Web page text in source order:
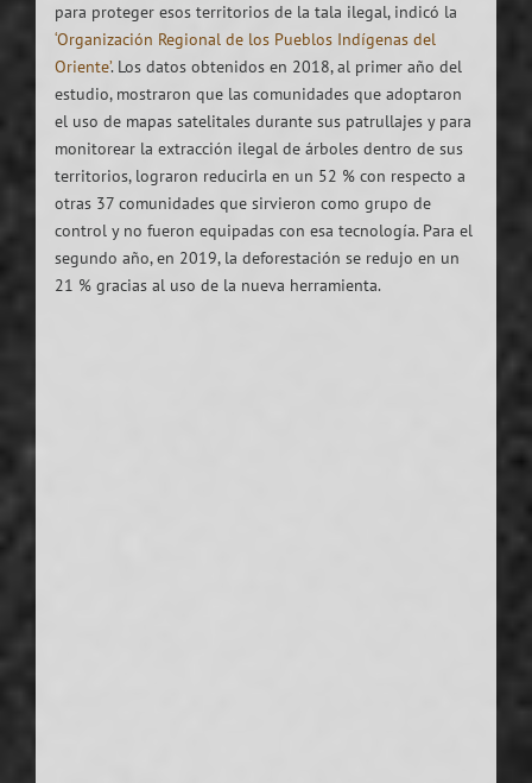
para proteger esos territorios de la tala ilegal, indicó la
‘Organización Regional de los Pueblos Indígenas del
Oriente’. Los datos obtenidos en 2018, al primer año del
estudio, mostraron que las comunidades que adoptaron
el uso de mapas satelitales durante sus patrullajes y para
monitorear la extracción ilegal de árboles dentro de sus
territorios, lograron reducirla en un 52 % con respecto a
otras 37 comunidades que sirvieron como grupo de
control y no fueron equipadas con esa tecnología. Para el
segundo año, en 2019, la deforestación se redujo en un
21 % gracias al uso de la nueva herramienta.